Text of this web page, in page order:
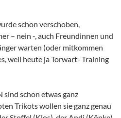
schon verschoben,
– nein -, auch Freundinnen und
warten (oder mitkommen
weil heute ja Torwart- Training
sind schon etwas ganz
Trikots wollen sie ganz genau